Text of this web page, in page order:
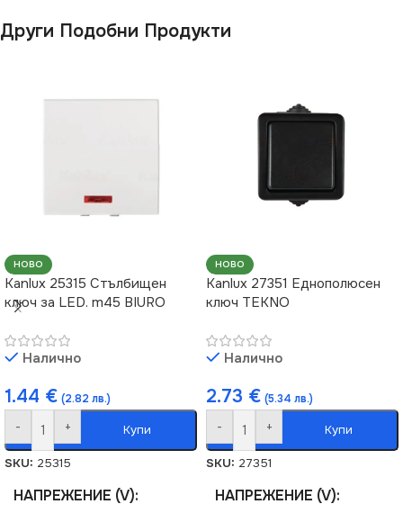
Други Подобни Продукти
НОВО
Kanlux 25315 Стълбищен
ключ за LED. m45 BIURO
Налично
1.44 € (2.82 лв.)
- + Купи
SKU: 25315
НАПРЕЖЕНИЕ (V)
НОВО
Kanlux 27351 Еднополюсен
ключ TEKNO
Налично
2.73 € (5.34 лв.)
- + Купи
SKU: 27351
НАПРЕЖЕНИЕ (V)